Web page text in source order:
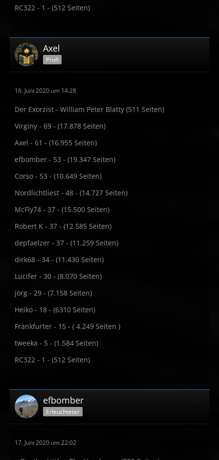
RC322 - 1 - (512 Seiten)
Axel
Profi
16. Juni 2020 um 14:28
Der Exorzist - William Peter Blatty (511 Seiten)
Virginy - 69 - (17.878 Seiten)
Axel - 61 - (16.955 Seiten)
efbomber - 53 - (19.347 Seiten)
Corso - 53 - (10.649 Seiten)
Nordlichtliest - 48 - (14.727 Seiten)
McFly74 - 37 - (15.500 Seiten)
Robert K - 37 - (12.585 Seiten)
depfaelzer - 37 - (11.259 Seiten)
dirk68 - 34 - (11.430 Seiten)
Lucifer - 30 - (8.070 Seiten)
jörg - 29 - (7.158 Seiten)
Heiko - 18 - (6310 Seiten)
Frankfurter - 15 - ( 4.249 Seiten )
tweeka - 5 - (1.584 Seiten)
RC322 - 1 - (512 Seiten)
efbomber
Erleuchteter
17. Juni 2020 um 22:02